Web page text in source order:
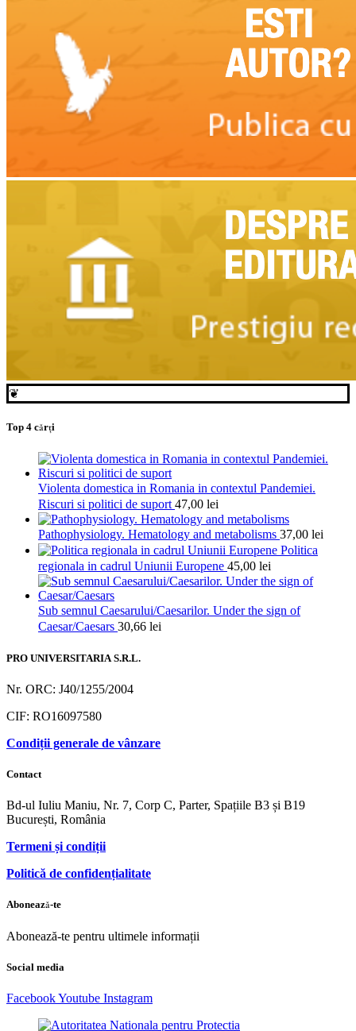
❦
Top 4 cărți
Violenta domestica in Romania in contextul Pandemiei.
Riscuri si politici de suport 47,00 lei
Pathophysiology. Hematology and metabolisms 37,00 lei
Politica
regionala in cadrul Uniunii Europene 45,00 lei
Sub semnul Caesarului/Caesarilor. Under the sign of
Caesar/Caesars 30,66 lei
PRO UNIVERSITARIA S.R.L.
Nr. ORC: J40/1255/2004
CIF: RO16097580
Condiții generale de vânzare
Contact
Bd-ul Iuliu Maniu, Nr. 7, Corp C, Parter, Spațiile B3 și B19
București, România
Termeni și condiții
Politică de confidențialitate
Abonează-te
Abonează-te pentru ultimele informații
Social media
FacebookYoutube Instagram